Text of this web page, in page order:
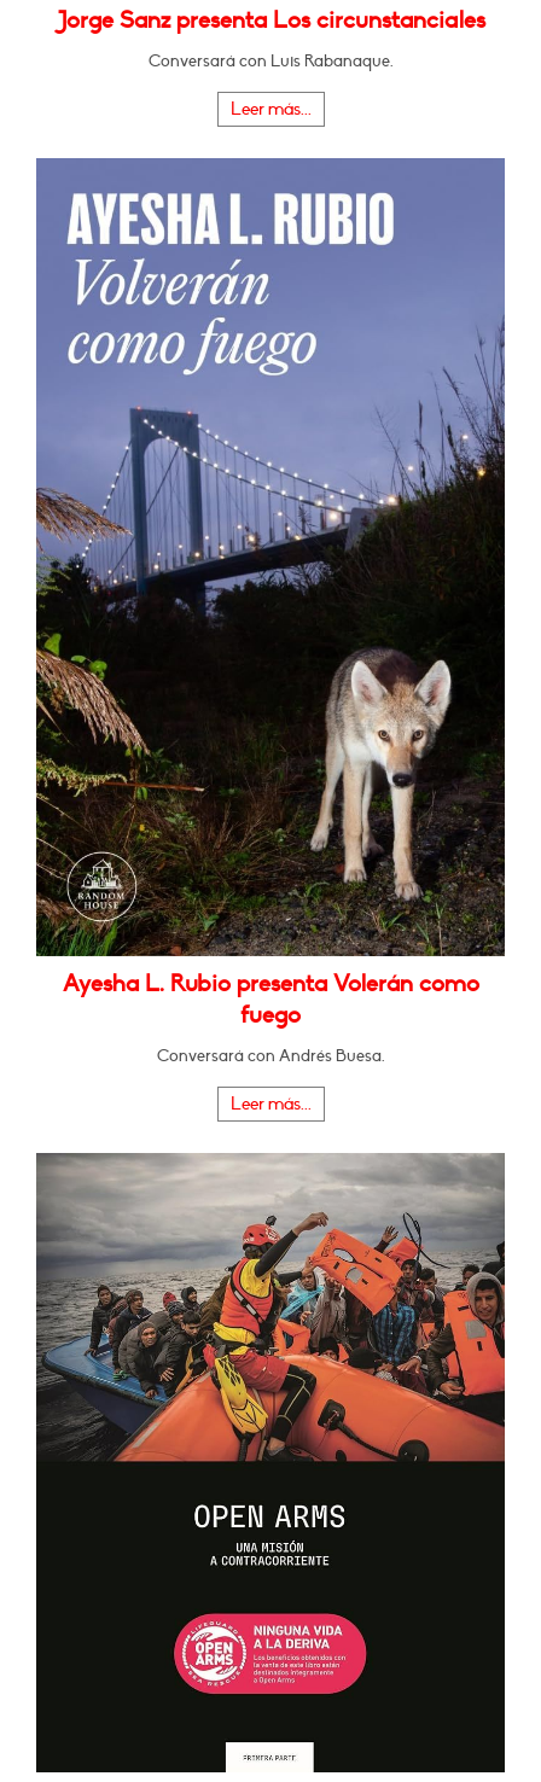
Jorge Sanz presenta Los circunstanciales
Conversará con Luis Rabanaque.
Leer más...
Ayesha L. Rubio presenta Volerán como
fuego
Conversará con Andrés Buesa.
Leer más...